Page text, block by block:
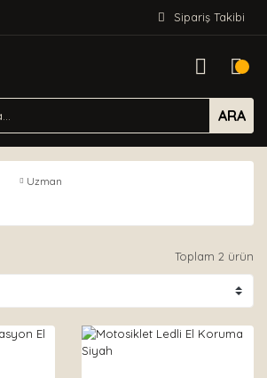
Sipariş Takibi
ARA
Uzman
Toplam 2 ürün